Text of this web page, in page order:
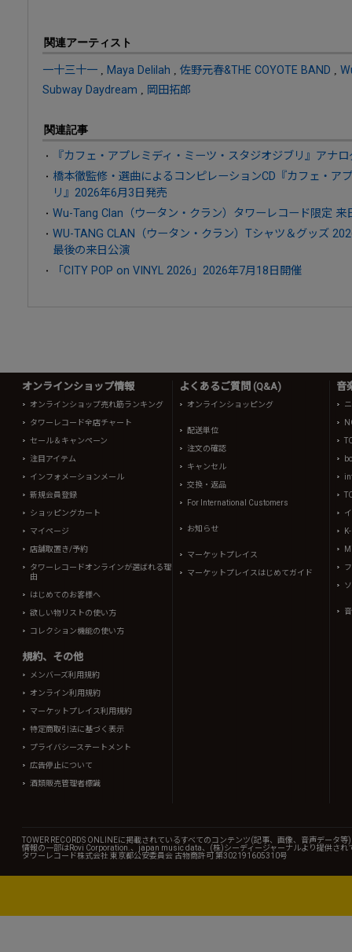
関連アーティスト
一十三十一 Maya Delilah 佐野元春&THE COYOTE BAND
Subway Daydream
岡田拓郎
関連記事
『カフェ・アプレミディ・ミーツ・スタジオジブリ』アナ
橋本徹監修・選曲によるコンピレーションCD『カフェ・ア
リ』2026年6月3日発売
Wu-Tang Clan（ウータン・クラン）タワーレコード限定 来
WU-TANG CLAN（ウータン・クラン）Tシャツ＆グッズ
最後の来日公演
「CITY POP on VINYL 2026」2026年7月18日開催
オンラインショップ情報
オンラインショップ売れ筋ランキング
タワーレコード全店チャート
セール＆キャンペーン
注目アイテム
インフォメーションメール
新規会員登録
ショッピングカート
マイページ
店舗取置き/予約
タワーレコードオンラインが選ばれる理
由
はじめてのお客様へ
欲しい物リストの使い方
コレクション機能の使い方
規約、その他
メンバーズ利用規約
オンライン利用規約
マーケットプレイス利用規約
特定商取引法に基づく表示
プライバシーステートメント
広告停止について
酒類販売管理者標識
よくあるご質問 (Q&A)
オンラインショッピング
配送単位
注文の確認
キャンセル
交換・返品
For International Customers
お知らせ
マーケットプレイス
マーケットプレイスはじめてガイド
音
TOWER RECORDS ONLINEに掲載されているすべてのコンテンツ(記事、画像、音声データ
情報の一部はRovi Corporation.、japan music data、(株)シーディージャーナルより提供され
タワーレコード株式会社 東京都公安委員会 古物商許可 第302191605310号